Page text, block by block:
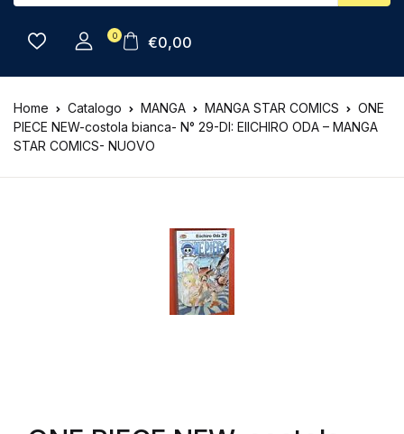
0 €0,00
Home Catalogo MANGA MANGA STAR COMICS
ONE
PIECE NEW-costola bianca- N° 29-DI: EIICHIRO ODA – MANGA
STAR COMICS- NUOVO